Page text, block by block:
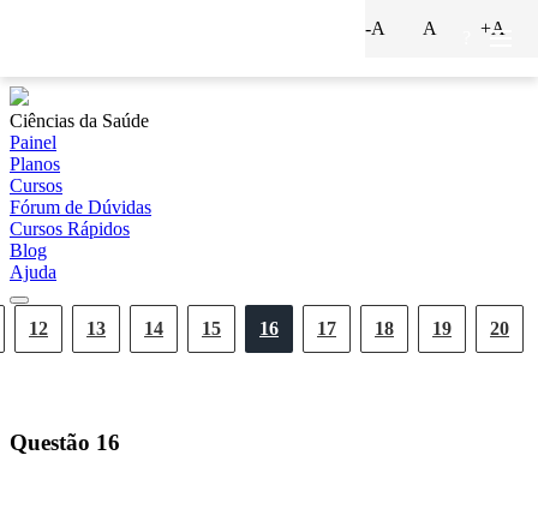
Ciências da Saúde
Painel
Planos
Cursos
Fórum de Dúvidas
Cursos Rápidos
Blog
Ajuda
12 13 14 15 16 17 18 19 20
-A A +A
Questão 16